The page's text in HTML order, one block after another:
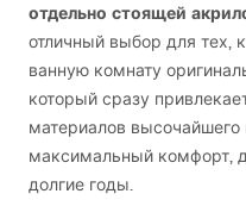
отдельно стоящей
отличный выбор для тех,
ванную комнату
который сразу
материалов высочайшего
максимальный комфорт,
долгие годы.